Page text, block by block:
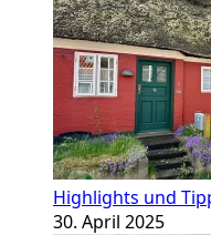
Highlights und
30. April 2025